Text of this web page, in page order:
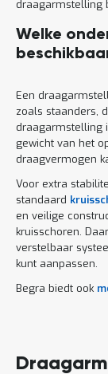
draagarmstelling
Welke
Een
zoals staanders,
draagarmstelling
gewicht van het
draagvermogen
Voor extra
standaard
en veilige
kruisschoren.
verstelbaar
kunt aanpassen.
Begra biedt ook